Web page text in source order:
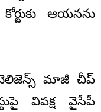
ఆయ‌న‌ను
మాజీ చీప్
విపక్ష వైసీపీ